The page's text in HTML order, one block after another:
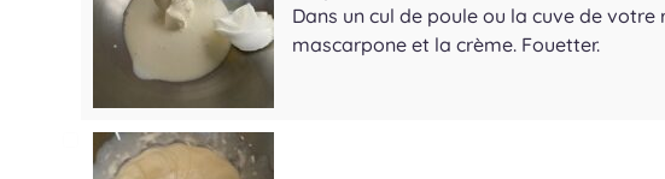
Dans un cul de poule ou la cuve de
mascarpone et la crème. Fouetter.